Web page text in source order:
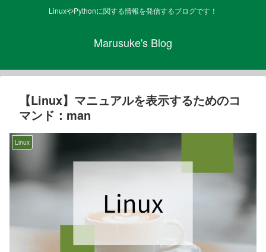
LinuxやPythonに関する情報を発信するブログです！
Marusuke's Blog
【Linux】マニュアルを表示するためのコ
マンド：man
Linux